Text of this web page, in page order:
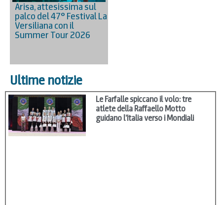
Arisa, attesissima sul
palco del 47° Festival La
Versiliana con il
Summer Tour 2026
Ultime notizie
Le Farfalle spiccano il volo: tre
atlete della Raffaello Motto
guidano l’Italia verso i Mondiali